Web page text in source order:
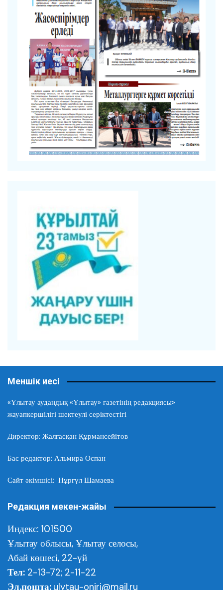
Меншік иесі
«Ұлытау аудандық «Ұлытау» газетінің редакциясы»
жауапкершілігі шектеулі серіктестігі
Директор: Жалғасқан Құрмансейітов
Бас редактор: Альмира Оспан
Сайт әкімшісі: Нұргүл Шамаева
Редакция мекен-жайы
Индекс: 101500
Ұлытау облысы, Ұлытау селосы,
Абай көшесі, 22-үй
Тел: 2-13-72; 2-11-22
Эл.пошта: ulytau-oniri@mail.ru